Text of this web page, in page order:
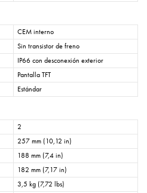
CEM interno
Sin transistor de freno
IP66 con desconexión exterior
Pantalla TFT
Estándar
2
257 mm (10,12 in)
188 mm (7,4 in)
182 mm (7,17 in)
3,5 kg (7,72 lbs)